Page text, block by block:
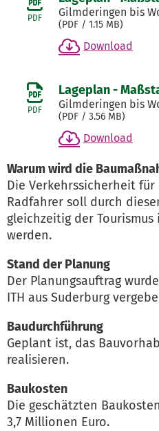
PDF Gilmderingen bis
(PDF / 1.15 MB)
Download
PDF
Lageplan -
Gilmderingen bis
(PDF / 3.56 MB)
Download
Warum wird die
Die Verkehrssicherheit
Radfahrer soll durch
gleichzeitig der
werden.
Stand der Planung
Der Planungsauftrag
ITH aus Suderburg
Baudurchführung
Geplant ist, das
realisieren.
Baukosten
Die geschätzten
3,7 Millionen Euro.